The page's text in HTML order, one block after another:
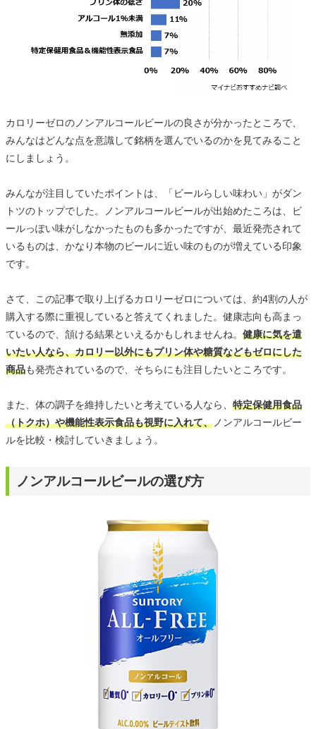
カロリーゼロのノンアルコールビールの良さが分かったところで、
みんなはどんな点を意識して銘柄を選んでいるのかを見てみること
にしましょう。
みんなが注目していたポイントは、「ビールらしい味わい」がダン
トツのトップでした。ノンアルコールビールが出始めたころは、ビ
ールっぽい味がしなかったものも多かったですが、最近発売されて
いるものは、かなり本物のビールに近い味のものが増えている印象
です。
さて、この記事で取り上げるカロリーゼロについては、約4割の人が
購入する際に重視していると答えてくれました。健康志向も高まっ
ているので、頷ける結果といえるかもしれませんね。 健康に気を遣
いたい人なら、カロリー以外にもプリン体や糖質などもゼロにした
商品も発売されているので、そちらにも注目したいところです。
また、体の調子を維持したいと考えている人なら、 特定保健用食品
（トクホ）や機能性表示食品も視野に入れて、ノンアルコールビー
ルを比較・検討していきましょう。
ノンアルコールビールの選び方